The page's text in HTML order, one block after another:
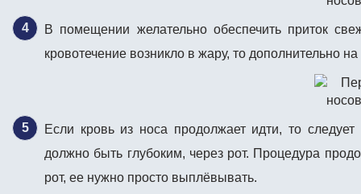
В помещении желательно обеспечить приток
кровотечение возникло в жару, то дополнительно
Если кровь из носа продолжает идти, то
должно быть глубоким, через рот. Процедура
рот, ее нужно просто выплёвывать.